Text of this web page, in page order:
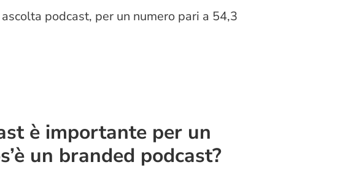
podcast, per un numero pari a 54,3
è importante per un
un branded podcast?